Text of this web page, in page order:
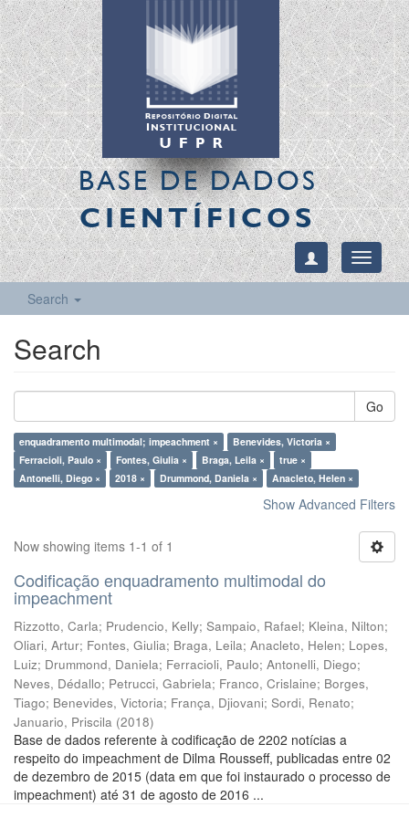
BASE DE DADOS
CIENTÍFICOS
Toggle
Search
Search
Go
enquadramento multimodal; impeachment ×
Benevides, Victoria ×
Ferracioli, Paulo ×
Fontes, Giulia × Braga, Leila ×
true ×
Antonelli, Diego ×
2018 × Drummond, Daniela × Anacleto, Helen ×
Show Advanced Filters
Now showing items 1-1 of 1
Codificação enquadramento multimodal do
impeachment
Rizzotto, Carla; Prudencio, Kelly; Sampaio, Rafael; Kleina, Nilton;
Oliari, Artur; Fontes, Giulia; Braga, Leila; Anacleto, Helen; Lopes,
Luiz; Drummond, Daniela; Ferracioli, Paulo; Antonelli, Diego;
Neves, Dédallo; Petrucci, Gabriela; Franco, Crislaine; Borges,
Tiago; Benevides, Victoria; França, Djiovani; Sordi, Renato;
Januario, Priscila (2018)
Base de dados referente à codificação de 2202 notícias a
respeito do impeachment de Dilma Rousseff, publicadas entre 02
de dezembro de 2015 (data em que foi instaurado o processo de
impeachment) até 31 de agosto de 2016 ...